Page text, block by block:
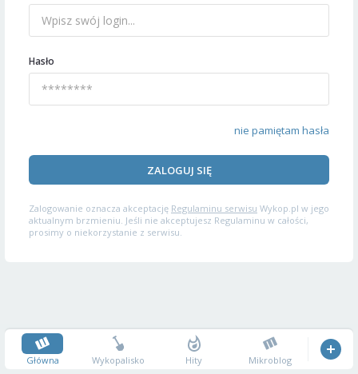
Hasło
nie pamiętam hasła
ZALOGUJ SIĘ
Zalogowanie oznacza akceptację Regulaminu serwisu Wykop.pl w jego
aktualnym brzmieniu. Jeśli nie akceptujesz Regulaminu w całości,
prosimy o niekorzystanie z serwisu.
Główna Wykopalisko Hity Mikroblog